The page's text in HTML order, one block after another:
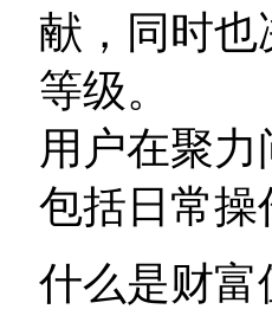
献，同时
等级。
用户在聚
包括日常操
什么是财富